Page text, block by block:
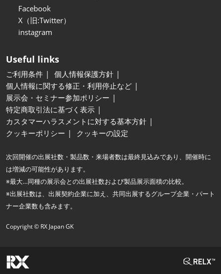
Facebook
X（旧:Twitter）
instagram
Useful links
ご利用条件
個人情報保護方針
個人情報に関する修正・利用停止など
展示会・セミナー参加ポリシー
特定商取引法に基づく表示
カスタマーハラスメントに対する基本方針
クッキーポリシー
クッキーの設定
次回開催の出展社数・製品数・来場者数は最終見込みであり、開催時に
は増減の可能性があります。
※最大…同種の展示会との出展社数および製品展示面積の比較。
※出展社数は、出展契約企業に加え、共同出展するグループ企業・パート
ナー企業数も含みます。
Copyright © RX Japan GK